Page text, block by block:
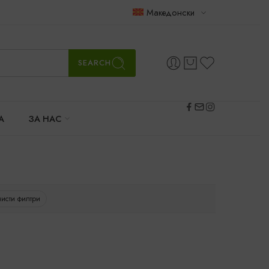
Македонски
SEARCH
ЗА НАС
филтри